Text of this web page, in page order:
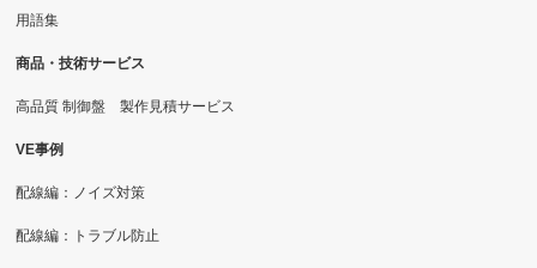
用語集
商品・技術サービス
高品質 制御盤 製作見積サービス
VE事例
配線編：ノイズ対策
配線編：トラブル防止